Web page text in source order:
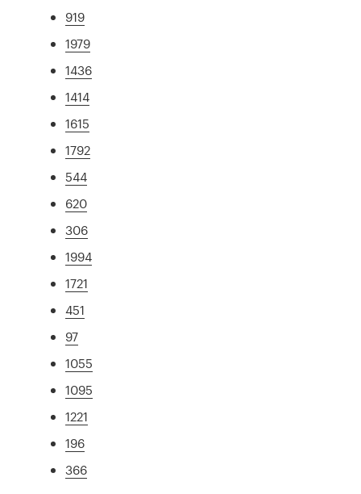
919
1979
1436
1414
1615
1792
544
620
306
1994
1721
451
97
1055
1095
1221
196
366